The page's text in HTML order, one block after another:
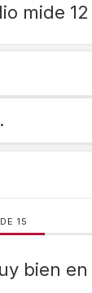
mide 12
DE 15
bien